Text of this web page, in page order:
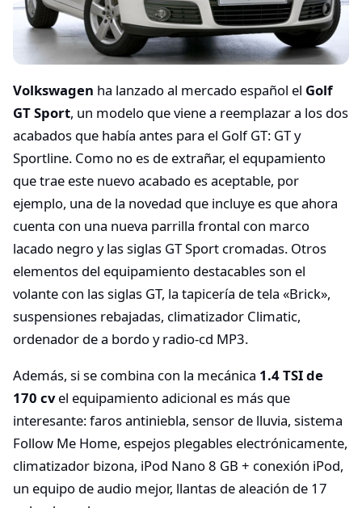
Volkswagen ha lanzado al mercado español el Golf
GT Sport, un modelo que viene a reemplazar a los dos
acabados que había antes para el Golf GT: GT y
Sportline. Como no es de extrañar, el equpamiento
que trae este nuevo acabado es aceptable, por
ejemplo, una de la novedad que incluye es que ahora
cuenta con una nueva parrilla frontal con marco
lacado negro y las siglas GT Sport cromadas. Otros
elementos del equipamiento destacables son el
volante con las siglas GT, la tapicería de tela «Brick»,
suspensiones rebajadas, climatizador Climatic,
ordenador de a bordo y radio-cd MP3.
Además, si se combina con la mecánica 1.4 TSI de
170 cvel equipamiento adicional es más que
interesante: faros antiniebla, sensor de lluvia, sistema
Follow Me Home, espejos plegables electrónicamente,
climatizador bizona, iPod Nano 8 GB + conexión iPod,
un equipo de audio mejor, llantas de aleación de 17